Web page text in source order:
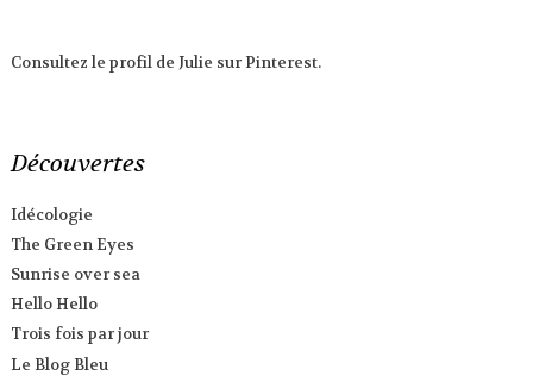
Consultez le profil de Julie sur Pinterest.
Découvertes
Idécologie
The Green Eyes
Sunrise over sea
Hello Hello
Trois fois par jour
Le Blog Bleu